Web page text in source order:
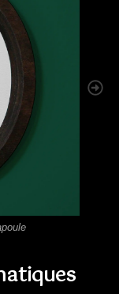
Hybrides • Harpies